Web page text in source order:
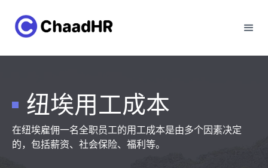
纽埃用工成本
在纽埃雇佣一名全职员工的用工成本是由多个因素决定
的，包括薪资、社会保险、福利等。